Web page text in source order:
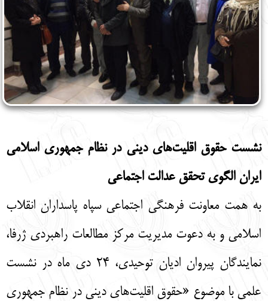
نشست حقوق اقلیت‌های دینی در نظام جمهوری اسلامی
ایران الگوی تحقق عدالت اجتماعی
به همت معاونت فرهنگی اجتماعی سپاه پاسداران انقلاب
اسلامی و به دعوت مدیریت مرکز مطالعات راهبردی ژرفا،
نمایندگان پیروان ادیان توحیدی، ۲۴ دی ماه در نشست
علمی با موضوع «حقوق اقلیت‌های دینی در نظام جمهوری